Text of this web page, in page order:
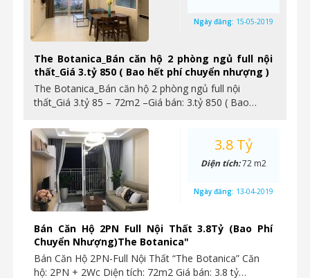
The Botanica_Bán căn hộ 2 phòng ngủ full nội
thất_Giá 3.tỷ 850 ( Bao hết phí chuyển nhượng )
The Botanica_Bán căn hộ 2 phòng ngủ full nội
thất_Giá 3.tỷ 85 – 72m2 –Giá bán: 3.tỷ 850 ( Bao…
Ngày đăng: 15-05-2019
Bán Căn Hộ 2PN Full Nội Thất 3.8Tỷ (Bao Phí
Chuyển Nhượng)The Botanica"
Bán Căn Hộ 2PN-Full Nội Thất “The Botanica” Căn
hộ: 2PN + 2Wc Diện tích: 72m2 Giá bán: 3.8 tỷ…
3.8 Tỷ
Diện tích:72 m2
Ngày đăng: 13-04-2019